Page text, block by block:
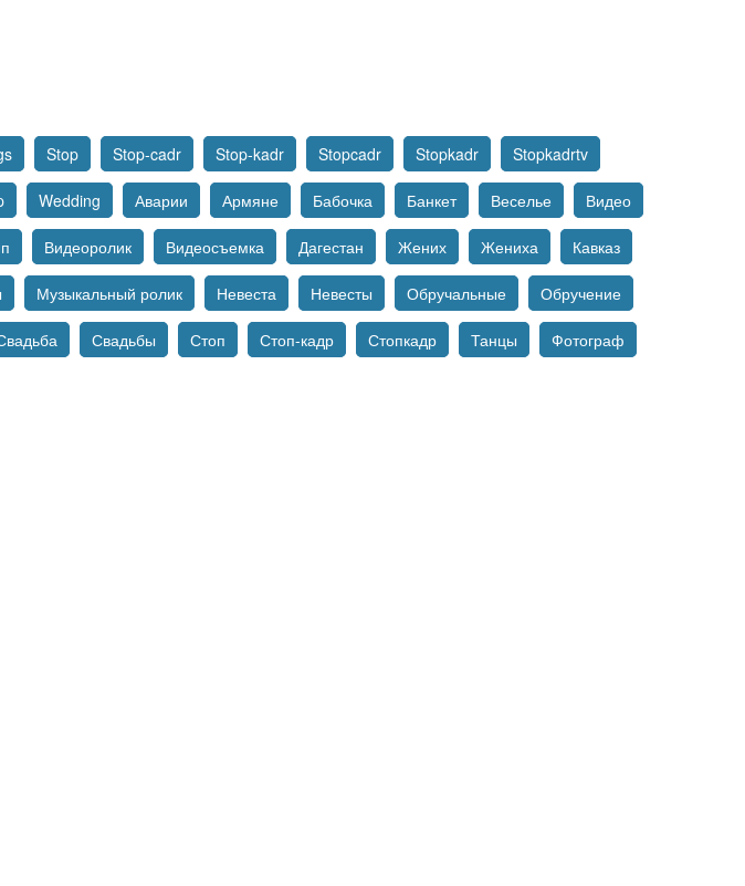
Stop Stop-cadr Stop-kadr Stopcadr Stopkadr Stopkadrtv
Wedding Аварии Армяне Бабочка Банкет Веселье Видео
Видеоролик Видеосъемка Дагестан Жених Жениха Кавказ
Музыкальный ролик Невеста Невесты Обручальные Обручение
Свадьбы Стоп Стоп-кадр Стопкадр Танцы Фотограф